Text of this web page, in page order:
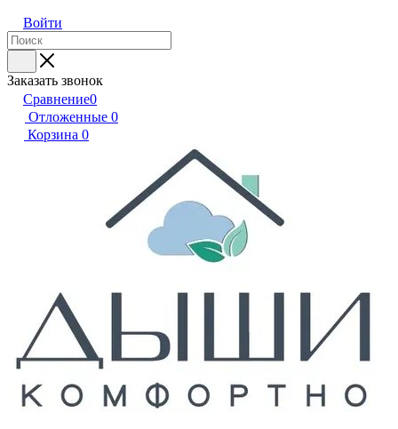
Войти
Заказать звонок
Сравнение0
Отложенные 0
Корзина 0